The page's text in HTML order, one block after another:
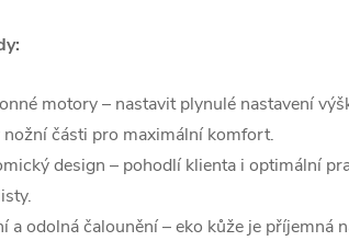
motory – nastavit plynulé nastavení
nožní části pro maximální komfort.
design – pohodlí klienta i optimální
a odolná čalounění – eko kůže je příjemná